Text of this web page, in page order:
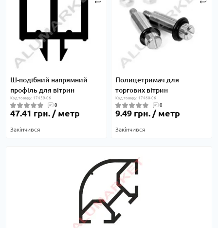
Ш-подібний напрямний
профіль для вітрин
Код товару: 17459-06
0
47.41 грн. / метр
Закінчився
Полицетримач для
торгових вітрин
Код товару: 17460-06
0
9.49 грн. / метр
Закінчився